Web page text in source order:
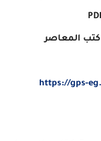
المعاصر
https://gps-